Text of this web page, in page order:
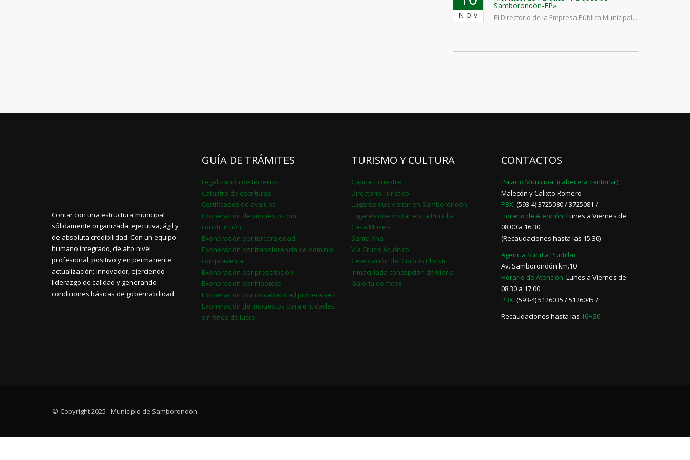
NOV
Samborondón-EP»
El Directorio de la Empresa Pública Municipal...
Contar con una estructura municipal
sólidamente organizada, ejecutiva, ágil y
de absoluta credibilidad. Con un equipo
humano integrado, de alto nivel
profesional, positivo y en permanente
actualización; innovador, ejerciendo
liderazgo de calidad y generando
condiciones básicas de gobernabilidad.
GUÍA DE TRÁMITES
Legalización de terrenos
Catastro de escrituras
Certificados de avalúos
Exoneración de impuestos por
construcción
Exoneración por tercera edad
Exoneración por transferencia de dominio
compraventa
Exoneración por prescripción
Exoneración por hipoteca
Exoneración por discapacidad primera vez
Exoneración de impuestos para entidades
sin fines de lucro
TURISMO Y CULTURA
Capital Ecuestre
Directorio Turístico
Lugares que visitar en Samborondón
Lugares que visitar en La Puntilla
Casa Museo
Santa Ana
Vía Crucis Acuático
Celebración del Corpus Christi
Inmaculada concepción de María
Galería de fotos
CONTACTOS
Palacio Municipal (cabecera cantonal)
Malecón y Calixto Romero
PBX: (593-4) 3725080 / 3725081 /
Horario de Atención: Lunes a Viernes de
08:00 a 16:30
(Recaudaciones hasta las 15:30)
Agencia Sur (La Puntilla)
Av. Samborondón km.10
Horario de Atención: Lunes a Viernes de
08:30 a 17:00
PBX: (593-4) 5126035 / 5126045 /
Recaudaciones hasta las 16H30
© Copyright 2025 - Municipio de Samborondón